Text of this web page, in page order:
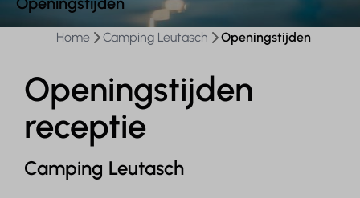
Home Camping Leutasch Openingstijden
Openingstijden
receptie
Camping Leutasch